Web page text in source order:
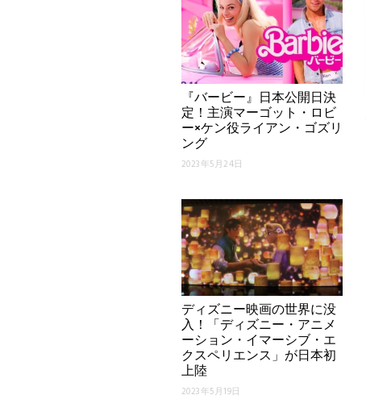
『バービー』日本公開日決
定！主演マーゴット・ロビ
ー×ケン役ライアン・ゴズリ
ング
2023年5月24日
ディズニー映画の世界に没
入！「ディズニー・アニメ
ーション・イマーシブ・エ
クスペリエンス」が日本初
上陸
2023年5月19日